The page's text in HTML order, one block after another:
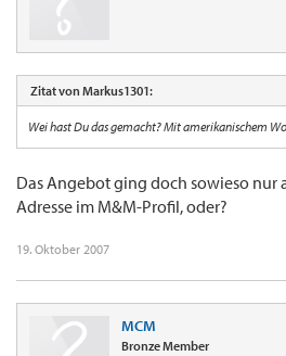
Zitat von Markus1301:
Wei hast Du das gemacht? Mit amerikanischem
Das Angebot ging doch sowieso nur
Adresse im M&M-Profil, oder?
19. Oktober 2007
MCM
Bronze Member